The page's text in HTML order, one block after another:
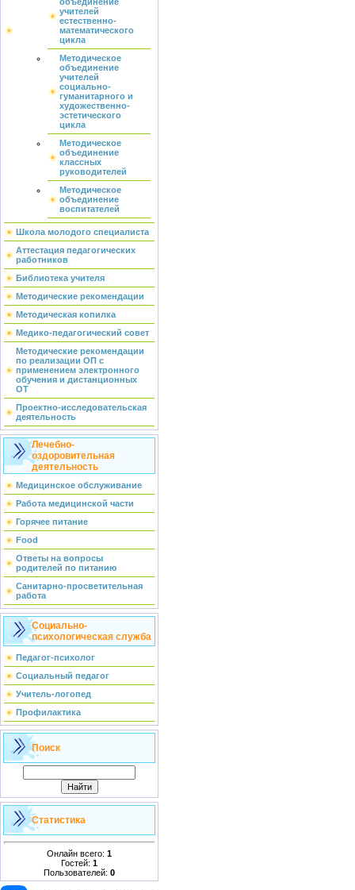
учителей
естественно-
математического
цикла
Методическое
объединение
учителей
социально-
гуманитарного и
художественно-
эстетического
цикла
Методическое
объединение
классных
руководителей
Методическое
объединение
воспитателей
Школа молодого специалиста
Аттестация педагогических
работников
Библиотека учителя
Методические рекомендации
Методическая копилка
Медико-педагогический совет
Методические рекомендации
по реализации ОП с
применением электронного
обучения и дистанционных
ОТ
Проектно-исследовательская
деятельность
Лечебно-
оздоровительная
деятельность
Медицинское обслуживание
Работа медицинской части
Горячее питание
Food
Ответы на вопросы
родителей по питанию
Санитарно-просветительная
работа
Социально-
психологическая служба
Педагог-психолог
Социальный педагог
Учитель-логопед
Профилактика
Поиск
Статистика
Онлайн всего: 1
Гостей: 1
Пользователей: 0